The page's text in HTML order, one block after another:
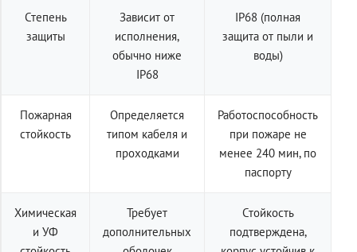
Степень
защиты
Зависит от
исполнения,
обычно ниже
IP68
IP68 (полная
защита от пыли и
воды)
Пожарная
стойкость
Определяется
типом кабеля и
проходками
Работоспособность
при пожаре не
менее 240 мин, по
паспорту
Химическая
и УФ
Требует
дополнительных
Стойкость
подтверждена,